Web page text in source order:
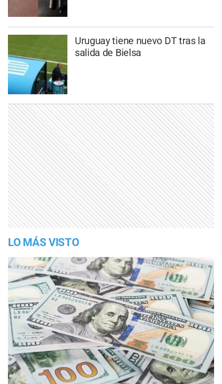
Uruguay tiene nuevo DT tras la
salida de Bielsa
LO MÁS VISTO